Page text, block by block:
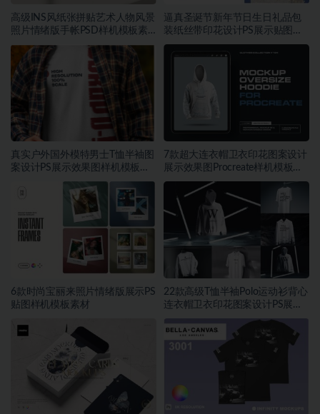
高级INS风纸张拼贴艺术人物风景
照片情绪版手帐PSD样机模板素
材
逼真圣诞节新年节日生日礼品包
装纸丝带印花设计PS展示贴图样
机模板
真实户外国外模特男士T恤半袖图
案设计PS展示效果图样机模板素
7款超大连衣帽卫衣印花图案设计
展示效果图Procreate样机模板素
材
6款时尚宝丽来照片情绪版展示PS
贴图样机模板素材
22款高级T恤半袖Polo运动衫背心
连衣帽卫衣印花图案设计PS展示